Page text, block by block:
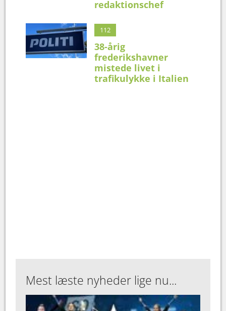
redaktionschef
112
38-årig
frederikshavner
mistede livet i
trafikulykke i Italien
Mest læste nyheder lige nu...